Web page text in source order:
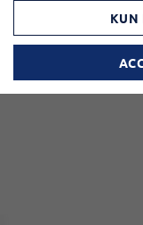
Blant
KUN